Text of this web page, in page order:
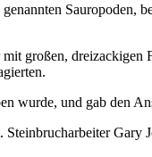
großen,
wurde, und gab den